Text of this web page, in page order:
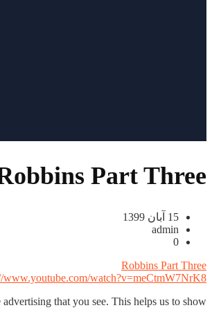
Part Three
15 آبان 1399
admin
0
Robbins Part Three
www.youtube.com/watch?v=meCtmW7NrK8
that you see. This helps us to show